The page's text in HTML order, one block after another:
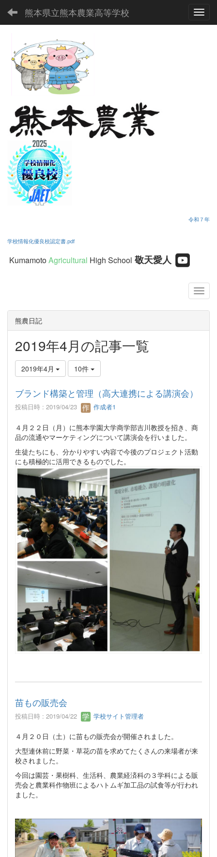
熊本県立熊本農業高等学校
令和７年
学校情報化優良校認定書.pdf
KumamotoAgricultural High School 敬天愛人
熊農日記
2019年4月の記事一覧
2019年4月 10件
ブランド構築と管理（高大連携による講演会）
投稿日時 : 2019/04/23 作成者1
４月２２日（月）に熊本学園大学商学部吉川教授を招き、商
品の流通やマーケティングについて講演会を行いました。
生徒たちにも、分かりやすい内容で今後のプロジェクト活動
にも積極的に活用できるものでした。
苗もの販売会
投稿日時 : 2019/04/22 学校サイト管理者
４月２０日（土）に苗もの販売会が開催されました。
大型連休前に野菜・草花の苗を求めてたくさんの来場者が来
校されました。
今回は園芸・果樹科、生活科、農業経済科の３学科による販
売会と農業科作物班によるハトムギ加工品の試食等が行われ
ました。